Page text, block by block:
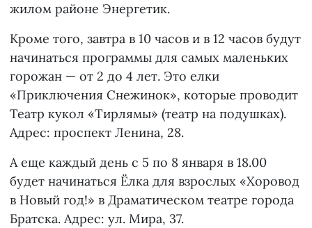
жилом районе Энергетик.
Кроме того, завтра в 10 часов и в 12 часов будут
начинаться программы для самых маленьких
горожан — от 2 до 4 лет. Это елки
«Приключения Снежинок», которые проводит
Театр кукол «Тирлямы» (театр на подушках).
Адрес: проспект Ленина, 28.
А еще каждый день с 5 по 8 января в 18.00
будет начинаться Ёлка для взрослых «Хоровод
в Новый год!» в Драматическом театре города
Братска. Адрес: ул. Мира, 37.